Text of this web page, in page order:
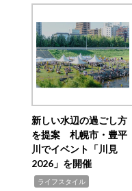
新しい水辺の過ごし方
を提案 札幌市・豊平
川でイベント「川見
2026」を開催
ライフスタイル